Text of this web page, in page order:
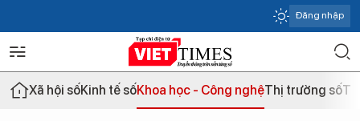
Đăng nhập
Xã hội sốKinh tế sốKhoa học - Công nghệThị trường số